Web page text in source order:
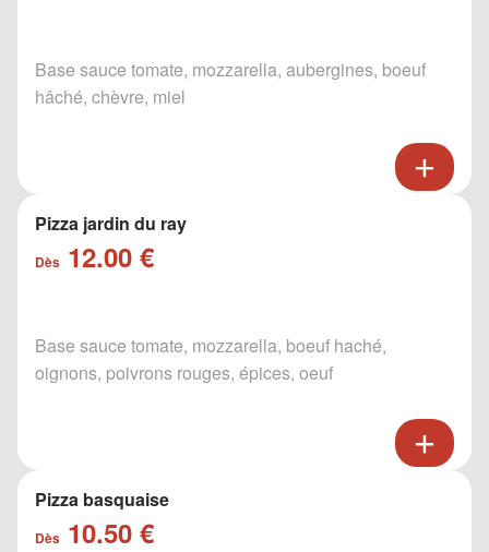
Base sauce tomate, mozzarella, aubergines, boeuf
hâché, chèvre, miel
Pizza jardin du ray
Dès 12.00 €
Base sauce tomate, mozzarella, boeuf haché,
oignons, poivrons rouges, épices, oeuf
Pizza basquaise
Dès 10.50 €